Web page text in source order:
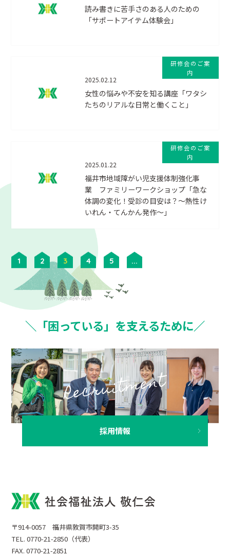
読み書きに苦手さのある人のための
「サポートアイテム体験会」
研修会のご案
内
2025.02.12
女性の悩みや不安を知る講座「ワタシ
たちのリアルな日常と働くこと」
研修会のご案
内
2025.01.22
福井市地域障がい児支援体制強化事
業 ファミリーワークショップ「急な
体調の変化！受診の目安は？〜熱性け
いれん・てんかん発作〜」
1 2 3 4 5 ...
＼「困っている」を支えるために／
採用情報
〒914-0057 福井県敦賀市開町3-35
TEL. 0770-21-2850（代表）
FAX. 0770-21-2851